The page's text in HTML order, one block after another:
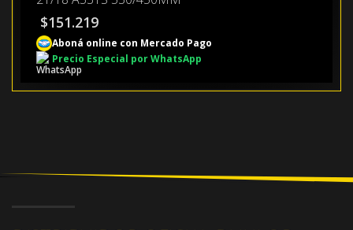
$151.219
Aboná online con Mercado Pago
Precio Especial por WhatsApp